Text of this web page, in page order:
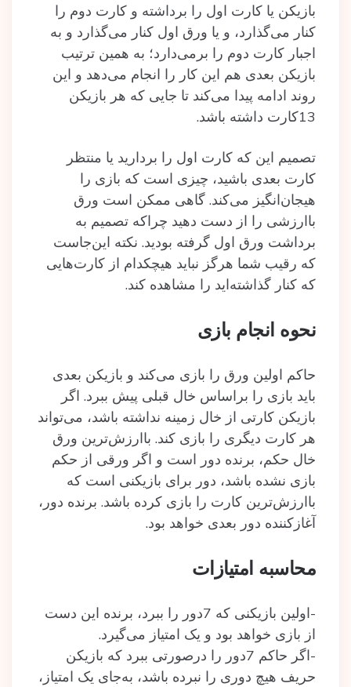
بازیکن یا کارت اول را برداشته و کارت دوم را
کنار می‌گذارد، و یا ورق اول کنار می‌گذارد و به
اجبار کارت دوم را برمی‌دارد؛ به همین ترتیب
بازیکن بعدی هم این‌ کار را انجام می‌دهد و این
روند ادامه پیدا می‌کند تا جایی که هر بازیکن
13کارت داشته باشد.
تصمیم این که کارت اول را بردارید یا منتظر
کارت بعدی باشید، چیزی است که بازی را
هیجان‌انگیز می‌کند. گاهی ممکن است ورق
باارزشی را از دست دهید چراکه تصمیم به
برداشت ورق اول گرفته بودید. نکته این‌جاست
که رقیب شما هرگز نباید هیچکدام از کارت‌هایی
که کنار گذاشته‌اید را مشاهده کند.
نحوه انجام بازی
حاکم اولین ورق را بازی می‌کند و بازیکن بعدی
باید بازی را براساس خال قبلی پیش ببرد. اگر
بازیکن کارتی از خال زمینه نداشته باشد، می‌تواند
هر کارت دیگری را بازی کند. باارزش‌ترین ورق
خال حکم، برنده دور است و اگر ورقی از حکم
بازی نشده باشد، دور برای بازیکنی است که
باارزش‌ترین کارت را بازی کرده باشد. برنده دور،
آغازکننده دور بعدی خواهد بود.
محاسبه امتیازات
-اولین بازیکنی که 7دور را ببرد، برنده این دست
از بازی خواهد بود و یک امتیاز می‌گیرد.
-اگر حاکم 7دور را درصورتی ببرد که بازیکن
حریف هیچ دوری را نبرده باشد، به‌جای یک امتیاز،